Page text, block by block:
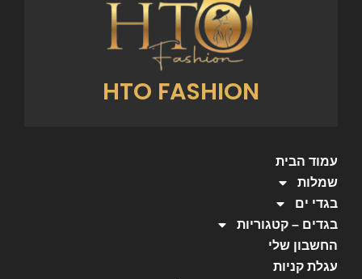
HTO FASHION
עמוד הבית
שמלות
בגדי ים
בגדים – קטגוריות
החשבון שלי
עגלת קניות